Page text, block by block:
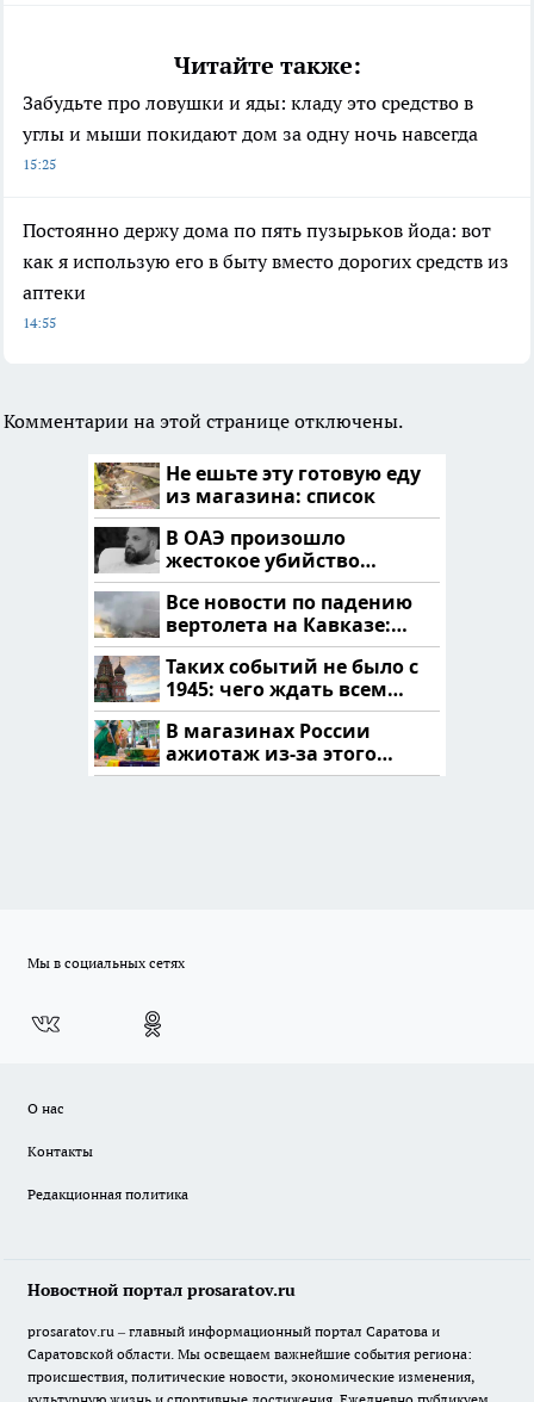
Читайте также:
Забудьте про ловушки и яды: кладу это средство в
углы и мыши покидают дом за одну ночь навсегда
15:25
Постоянно держу дома по пять пузырьков йода: вот
как я использую его в быту вместо дорогих средств из
аптеки
14:55
Комментарии на этой странице отключены.
Не ешьте эту готовую еду
из магазина: список
В ОАЭ произошло
жестокое убийство
криптомиллионера
Все новости по падению
вертолета на Кавказе:
читать здесь
Таких событий не было с
1945: чего ждать всем
нам?
В магазинах России
ажиотаж из-за этого
продукта: что купить?
Мы в социальных сетях
О нас
Контакты
Редакционная политика
Новостной портал prosaratov.ru
prosaratov.ru – главный информационный портал Саратова и
Саратовской области. Мы освещаем важнейшие события региона:
происшествия, политические новости, экономические изменения,